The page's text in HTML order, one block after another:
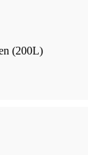
(200L)